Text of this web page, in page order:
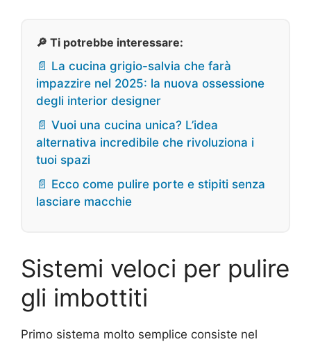
🔎 Ti potrebbe interessare:
📄 La cucina grigio-salvia che farà
impazzire nel 2025: la nuova ossessione
degli interior designer
📄 Vuoi una cucina unica? L’idea
alternativa incredibile che rivoluziona i
tuoi spazi
📄 Ecco come pulire porte e stipiti senza
lasciare macchie
Sistemi veloci per pulire
gli imbottiti
Primo sistema molto semplice consiste nel